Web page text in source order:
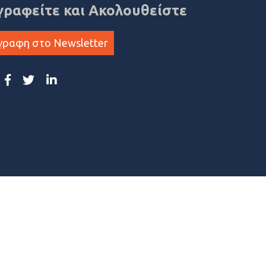
και Ακολουθείστε
στο Newsletter